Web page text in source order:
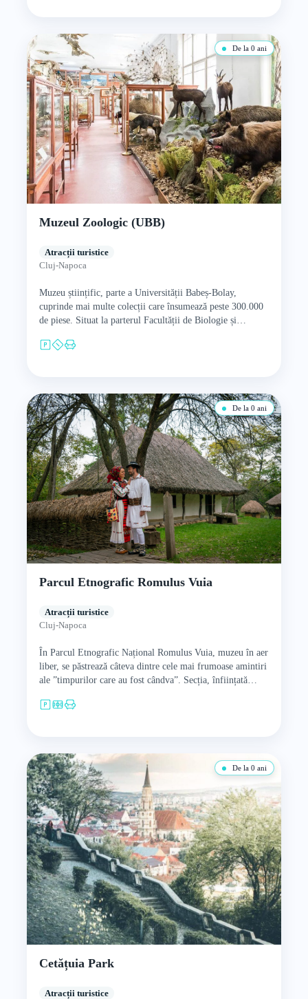
De la 0 ani
Muzeul Zoologic (UBB)
Atracții turistice
Cluj-Napoca
Muzeu științific, parte a Universității Babeș-Bolay,
cuprinde mai multe colecții care însumează peste 300.000
de piese. Situat la parterul Facultății de Biologie și
De la 0 ani
Parcul Etnografic Romulus Vuia
Atracții turistice
Cluj-Napoca
În Parcul Etnografic Național Romulus Vuia, muzeu în aer
liber, se păstrează câteva dintre cele mai frumoase amintiri
ale ”timpurilor care au fost cândva”. Secția, înființată…
De la 0 ani
Cetățuia Park
Atracții turistice